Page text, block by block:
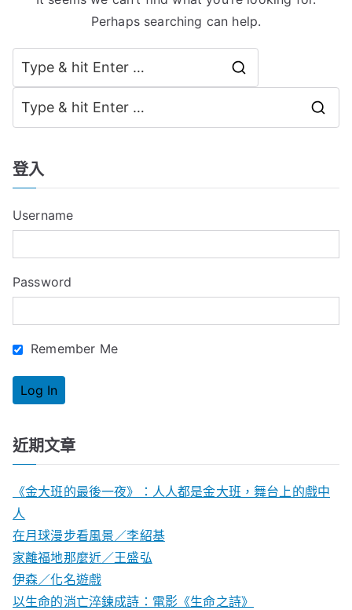
Perhaps searching can help.
h
r
登入
Username
Password
Remember Me
近期文章
《金大班的最後一夜》：人人都是金大班，舞台上的戲中
人
在月球漫步看風景／李紹基
家離福地那麼近／王盛弘
伊森／化名遊戲
以生命的消亡淬鍊成詩：電影《生命之詩》